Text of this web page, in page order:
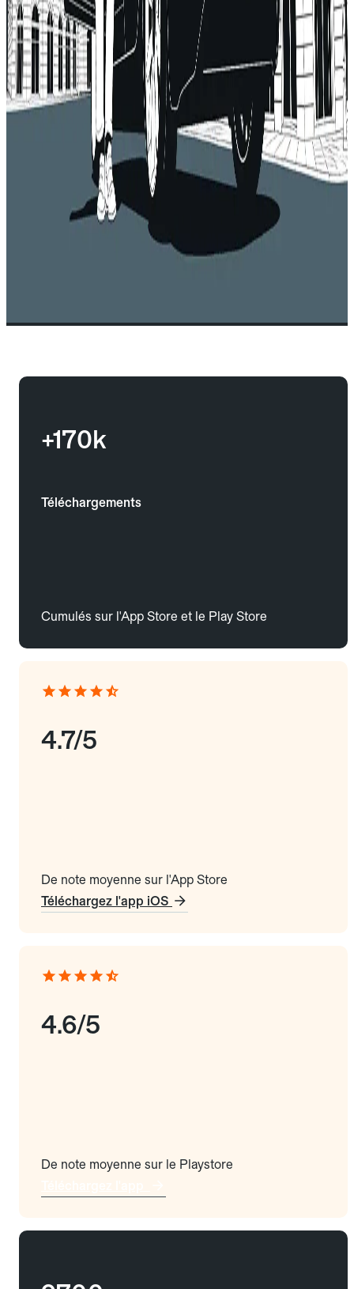
+170k
Téléchargements
Cumulés sur l'App Store et le Play Store
4.7/5
De note moyenne sur l'App Store
Téléchargez l'app iOS
4.6/5
De note moyenne sur le Playstore